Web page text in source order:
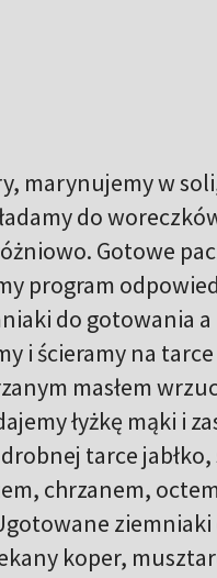
marynujemy w
do
Gotowe
program
do gotowania
i ścieramy na
masłem
łyżkę mąki i
tarce jabłko,
chrzanem,
koper,